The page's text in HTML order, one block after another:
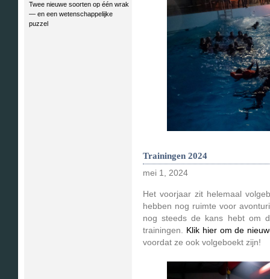
Twee nieuwe soorten op één wrak
— en een wetenschappelijke
puzzel
Trainingen 2024
mei 1, 2024
Het voorjaar zit helemaal
hebben nog ruimte voor
nog steeds de kans hebt om
trainingen. Klik hier om de
voordat ze ook volgeboekt zijn!